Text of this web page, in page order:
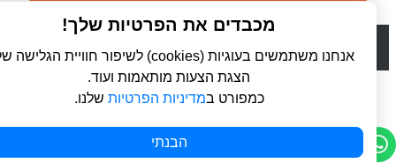
WebDigital | וובדיגיטל - עיצוב ובניית אתרים
מכבדים את הפרטיות שלך!
אנחנו משתמשים בעוגיות (cookies) לשיפור חוויית הגלישה שלך,
הצגת הצעות מותאמות ועוד.
כמפורט במדיניות הפרטיותשלנו.
הבנתי